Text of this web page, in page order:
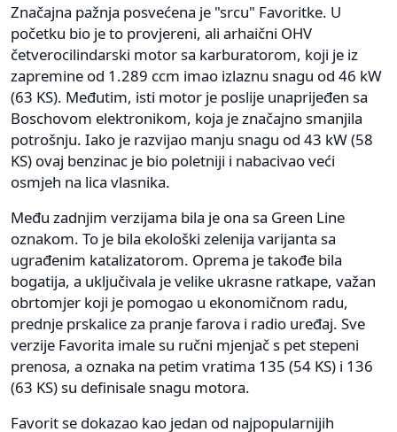
Značajna pažnja posvećena je "srcu" Favoritke. U
početku bio je to provjereni, ali arhaični OHV
četverocilindarski motor sa karburatorom, koji je iz
zapremine od 1.289 ccm imao izlaznu snagu od 46 kW
(63 KS). Međutim, isti motor je poslije unaprijeđen sa
Boschovom elektronikom, koja je značajno smanjila
potrošnju. Iako je razvijao manju snagu od 43 kW (58
KS) ovaj benzinac je bio poletniji i nabacivao veći
osmjeh na lica vlasnika.
Među zadnjim verzijama bila je ona sa Green Line
oznakom. To je bila ekološki zelenija varijanta sa
ugrađenim katalizatorom. Oprema je takođe bila
bogatija, a uključivala je velike ukrasne ratkape, važan
obrtomjer koji je pomogao u ekonomičnom radu,
prednje prskalice za pranje farova i radio uređaj. Sve
verzije Favorita imale su ručni mjenjač s pet stepeni
prenosa, a oznaka na petim vratima 135 (54 KS) i 136
(63 KS) su definisale snagu motora.
Favorit se dokazao kao jedan od najpopularnijih